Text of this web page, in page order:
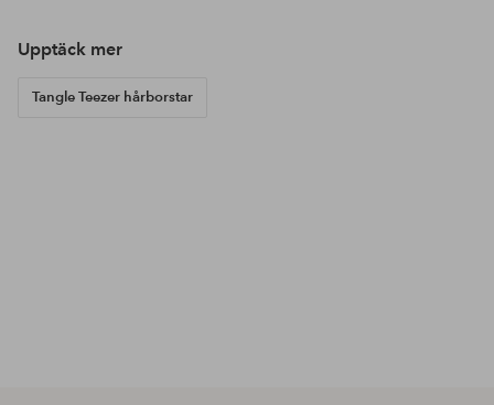
Upptäck mer
Tangle Teezer hårborstar